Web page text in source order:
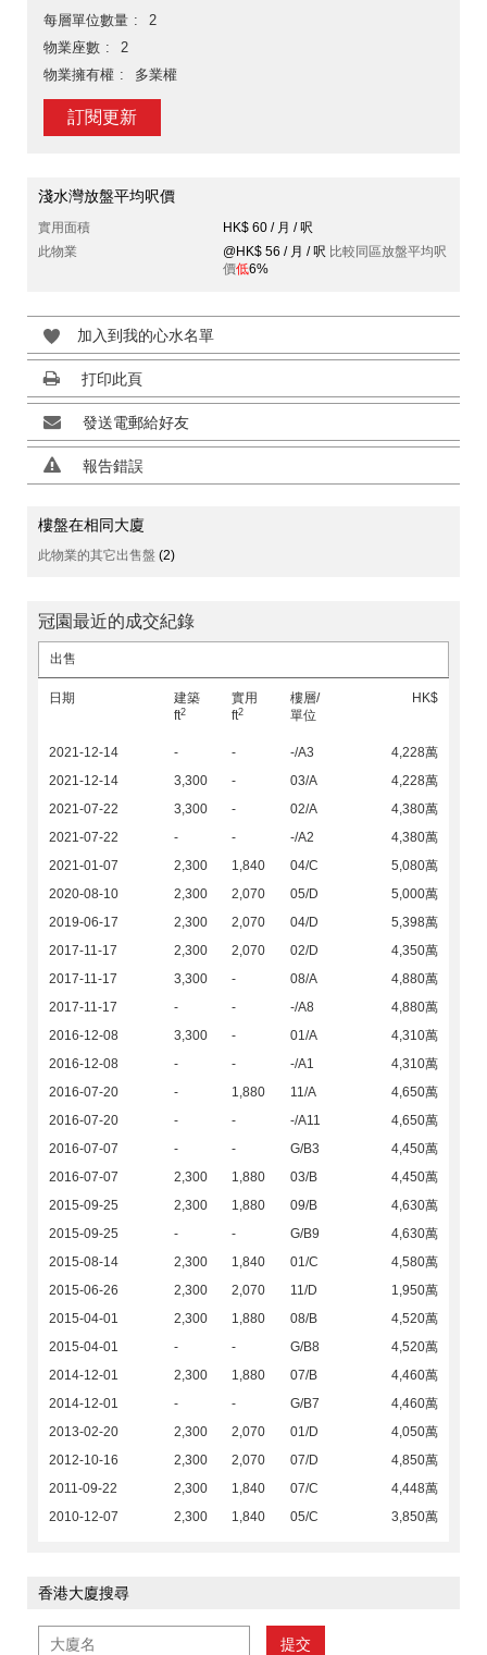
每層單位數量
2
物業座數
2
物業擁有權
多業權
訂閱更新
淺水灣放盤平均呎價
實用面積
HK$ 60 / 月 / 呎
此物業
@HK$ 56 / 月 / 呎 比較同區放盤平均呎
價低6%
加入到我的心水名單
打印此頁
發送電郵給好友
報告錯誤
樓盤在相同大廈
此物業的其它出售盤 (2)
冠園最近的成交紀錄
出售
日期
建築
ft2
實用
ft2
樓層/
單位
HK$
2021-12-14 - - -/A3
4,228萬
2021-12-14
3,300 - 03/A
4,228萬
2021-07-22
3,300 - 02/A
4,380萬
2021-07-22
- - -/A2
4,380萬
2021-01-07
2,300 1,840 04/C
5,080萬
2020-08-10
2,300 2,070 05/D
5,000萬
2019-06-17
2,300 2,070 04/D
5,398萬
2017-11-17
2,300 2,070 02/D
4,350萬
2017-11-17
3,300 - 08/A
4,880萬
2017-11-17
- - -/A8
4,880萬
2016-12-08
3,300 - 01/A
4,310萬
2016-12-08
- - -/A1
4,310萬
2016-07-20
- 1,880 11/A
4,650萬
2016-07-20
- - -/A11
4,650萬
2016-07-07
- - G/B3
4,450萬
2016-07-07
2,300 1,880 03/B
4,450萬
2015-09-25
2,300 1,880 09/B
4,630萬
2015-09-25
- - G/B9
4,630萬
2015-08-14
2,300 1,840 01/C
4,580萬
2015-06-26
2,300 2,070 11/D
1,950萬
2015-04-01
2,300 1,880 08/B
4,520萬
2015-04-01
- - G/B8
4,520萬
2014-12-01
2,300 1,880 07/B
4,460萬
2014-12-01
- - G/B7
4,460萬
2013-02-20
2,300 2,070 01/D
4,050萬
2012-10-16
2,300 2,070 07/D
4,850萬
2011-09-22
2,300 1,840 07/C
4,448萬
2010-12-07
2,300 1,840 05/C 3,850萬
香港大廈搜尋
提交